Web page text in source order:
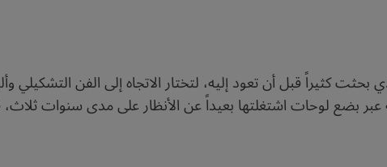
كثيراً قبل أن تعود إليه، لتختار الاتجاه إلى الفن التشكيلي
عبر بضع لوحات اشتغلتها بعيداً عن الأنظار على مدى سنوات